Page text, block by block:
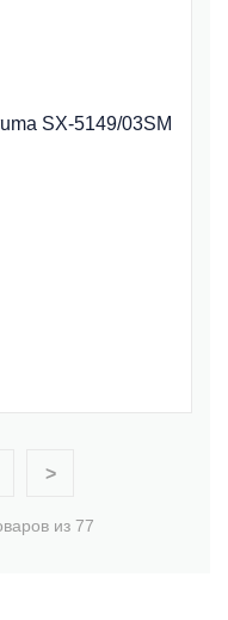
SX-5149/03SM
>
из 77